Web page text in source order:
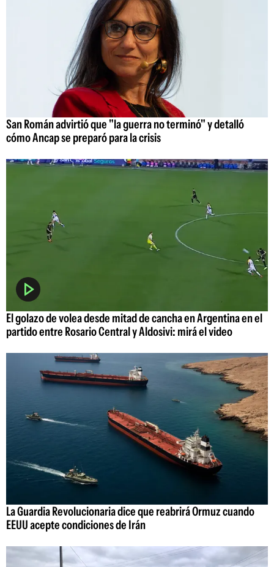
San Román advirtió que "la guerra no terminó" y detalló
cómo Ancap se preparó para la crisis
El golazo de volea desde mitad de cancha en Argentina en el
partido entre Rosario Central y Aldosivi: mirá el video
La Guardia Revolucionaria dice que reabrirá Ormuz cuando
EEUU acepte condiciones de Irán